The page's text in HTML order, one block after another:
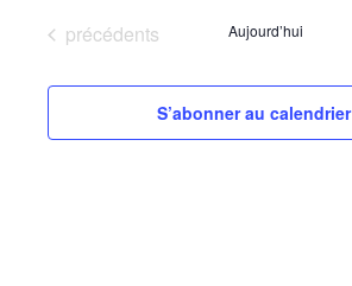
date.Évènements
précédents Aujourd’hui
S’abonner au calendrier